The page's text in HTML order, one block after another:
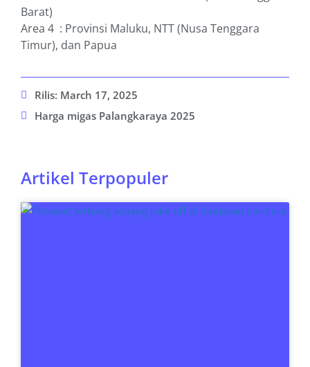
Barat)
Area 4 : Provinsi Maluku, NTT (Nusa Tenggara
Timur), dan Papua
Rilis: March 17, 2025
Harga migas Palangkaraya 2025
Artikel Terpopuler